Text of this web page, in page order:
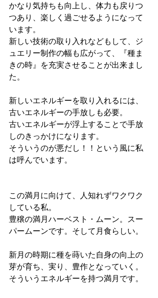
かなり気持ちも向上し、体力も戻りつ
つあり、楽しく過ごせるようになって
います。
新しい技術の取り入れなどもして、ジ
ュエリー制作の幅も広がって、『種ま
きの時』を充実させることが出来まし
た。
新しいエネルギーを取り入れるには、
古いエネルギーの手放しも必要。
古いエネルギーが浮上することで手放
しのきっかけになります。
そういうのが悪だし！！という風に私
は呼んでいます。
この満月に向けて、人知れずワクワク
している私。
豊穣の満月ハーベスト・ムーン。スー
パームーンです。そして月食らしい。
新月の時期に種を蒔いた自身の向上の
芽が育ち、実り、豊作となっていく。
そういうエネルギーを持つ満月です。